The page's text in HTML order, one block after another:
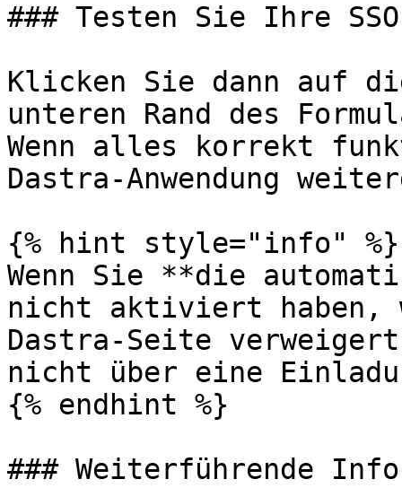
### Testen Sie Ihre
Klicken Sie dann auf
unteren Rand des
Wenn alles korrekt
Dastra-Anwendung
{% hint style="info" %}
Wenn Sie **die
nicht aktiviert haben,
Dastra-Seite
nicht über eine
{% endhint %}
### Weiterführende